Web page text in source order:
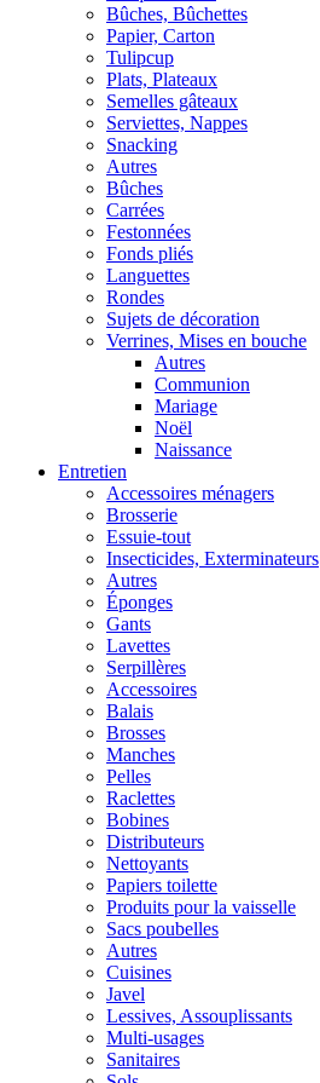
Bûches, Bûchettes
Papier, Carton
Tulipcup
Plats, Plateaux
Semelles gâteaux
Serviettes, Nappes
Snacking
Autres
Bûches
Carrées
Festonnées
Fonds pliés
Languettes
Rondes
Sujets de décoration
Verrines, Mises en bouche
Autres
Communion
Mariage
Noël
Naissance
Entretien
Accessoires ménagers
Brosserie
Essuie-tout
Insecticides, Exterminateurs
Autres
Éponges
Gants
Lavettes
Serpillères
Accessoires
Balais
Brosses
Manches
Pelles
Raclettes
Bobines
Distributeurs
Nettoyants
Papiers toilette
Produits pour la vaisselle
Sacs poubelles
Autres
Cuisines
Javel
Lessives, Assouplissants
Multi-usages
Sanitaires